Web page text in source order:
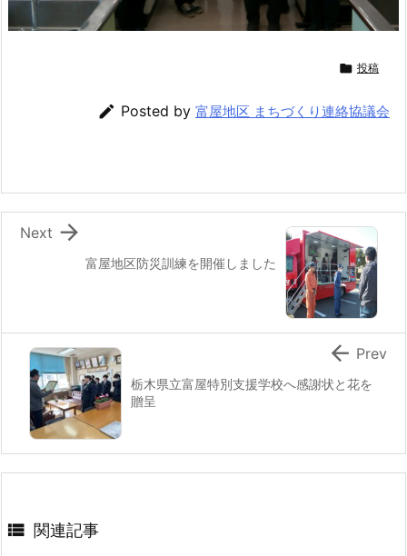
 投稿
 Posted by 富屋地区 まちづくり連絡協議会
富屋地区防災訓練を開催しました

Next
栃木県立富屋特別支援学校へ感謝状と花を
贈呈
 Prev
 関連記事